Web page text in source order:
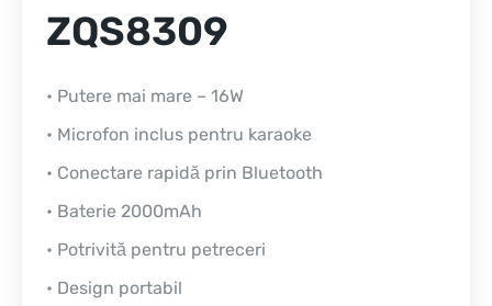
ZQS8309
• Putere mai mare – 16W
• Microfon inclus pentru karaoke
• Conectare rapidă prin Bluetooth
• Baterie 2000mAh
• Potrivită pentru petreceri
• Design portabil